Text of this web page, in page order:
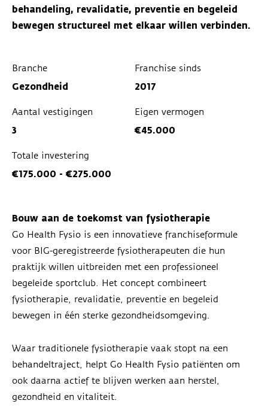
behandeling, revalidatie, preventie en begeleid
bewegen structureel met elkaar willen verbinden.
Branche
Gezondheid
Franchise sinds
2017
Aantal vestigingen
3
Eigen vermogen
€45.000
Totale investering
€175.000 - €275.000
Bouw aan de toekomst van fysiotherapie
Go Health Fysio is een innovatieve franchiseformule
voor BIG-geregistreerde fysiotherapeuten die hun
praktijk willen uitbreiden met een professioneel
begeleide sportclub. Het concept combineert
fysiotherapie, revalidatie, preventie en begeleid
bewegen in één sterke gezondheidsomgeving.
Waar traditionele fysiotherapie vaak stopt na een
behandeltraject, helpt Go Health Fysio patiënten om
ook daarna actief te blijven werken aan herstel,
gezondheid en vitaliteit.